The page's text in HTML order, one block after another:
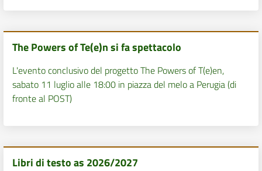
The Powers of Te(e)n si fa spettacolo
L'evento conclusivo del progetto The Powers of T(e)en,
sabato 11 luglio alle 18:00 in piazza del melo a Perugia (di
fronte al POST)
Libri di testo as 2026/2027